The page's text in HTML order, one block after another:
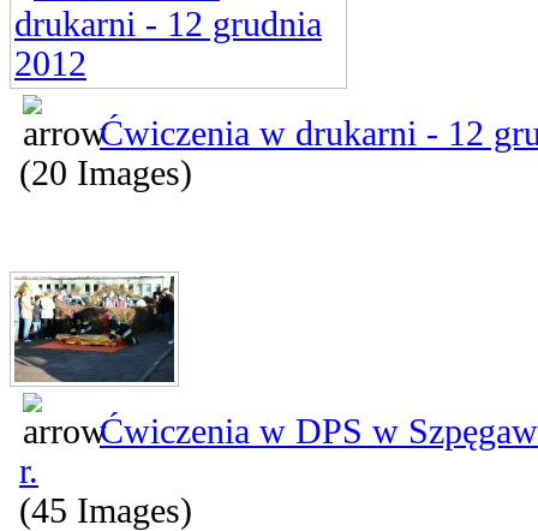
Ćwiczenia w drukarni - 12
(20 Images)
Ćwiczenia w DPS w
r.
(45 Images)